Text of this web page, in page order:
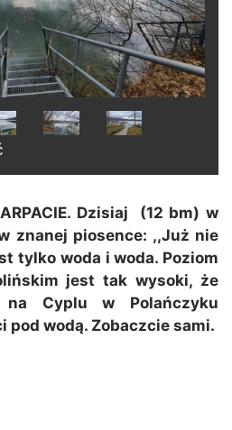
Dzisiaj (12 bm) w
znanej piosence: ,,Już nie
tylko woda i woda. Poziom
jest tak wysoki, że
Cyplu w Polańczyku
pod wodą. Zobaczcie sami.